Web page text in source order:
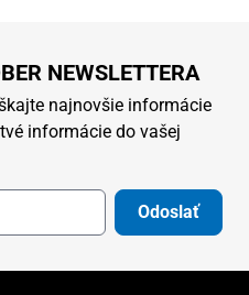
NEWSLETTERA
najnovšie informácie
informácie do vašej
Odoslať